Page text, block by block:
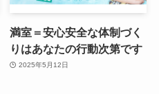
満室＝安心安全な体制づく
りはあなたの行動次第です
2025年5月12日